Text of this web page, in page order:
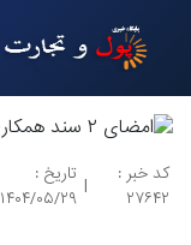
کد خبر :
۲۷۶۴۲
|
تاریخ :
۱۴۰۴/۰۵/۲۹